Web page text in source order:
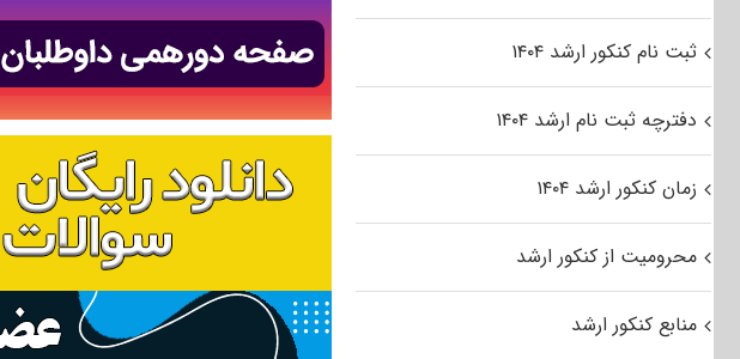
ثبت نام کنکور ارشد ۱۴۰۴
دفترچه ثبت نام ارشد ۱۴۰۴
زمان کنکور ارشد ۱۴۰۴
محرومیت از کنکور ارشد
منابع کنکور ارشد